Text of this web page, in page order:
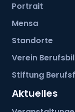
Portrait
Mensa
Standorte
Verein
Stiftung
Aktuelles